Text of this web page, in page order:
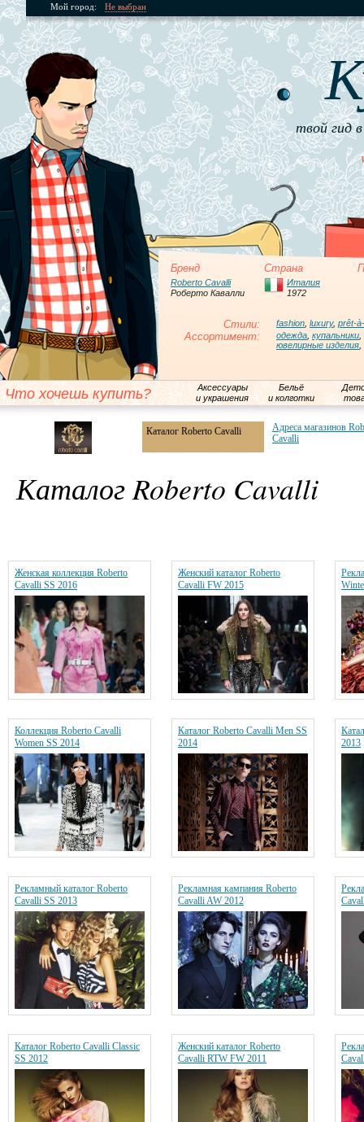
Мой город: Не выбран
твой гид
Бренд Страна
Roberto Cavalli
Роберто Кавалли
Италия
1972
Стили: fashion luxury, prêt-
Ассортимент: одежда купальники
ювелирные изделия
Что хочешь купить?
Аксессуары
и украшения
Бельё
и колготки
Каталог Roberto Cavalli
Адреса магазинов
Cavalli
Каталог Roberto Cavalli
Женская коллекция Roberto
Cavalli SS 2016
Женский каталог Roberto
Cavalli FW 2015
Коллекция Roberto Cavalli
Women SS 2014
Каталог Roberto Cavalli Men SS
2014
2013
Рекламный каталог Roberto
Cavalli SS 2013
Рекламная кампания Roberto
Cavalli AW 2012
Каталог Roberto Cavalli Classic
SS 2012
Женский каталог Roberto
Cavalli RTW FW 2011